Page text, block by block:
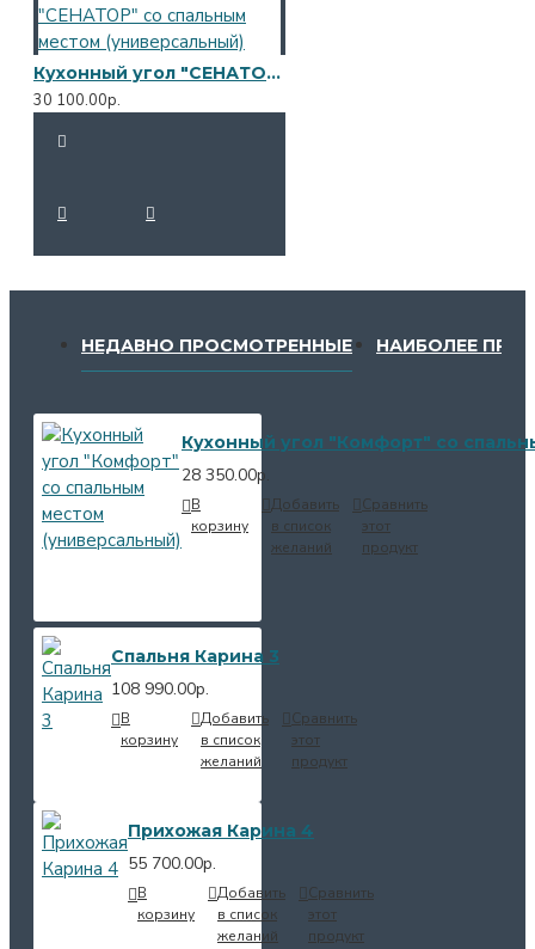
Кухонный угол "СЕНАТОР" со спальным местом (универсальный)
30 100.00р.
НЕДАВНО ПРОСМОТРЕННЫЕ НАИБОЛЕЕ
Кухонный угол "Комфорт" со
28 350.00р.
В
корзину
Добавить
в список
желаний
Сравнить
этот
продукт
Спальня Карина 3
108 990.00р.
В
корзину
Добавить
в список
желаний
Сравнить
этот
продукт
Прихожая Карина 4
55 700.00р.
В
корзину
Добавить
в список
желаний
Сравнить
этот
продукт